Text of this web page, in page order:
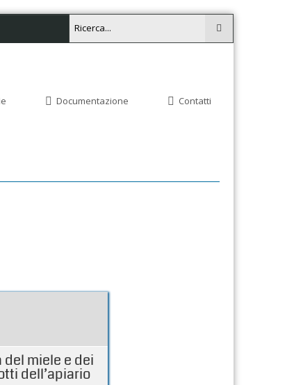
Documentazione Contatti
del miele e dei
dell’apiario